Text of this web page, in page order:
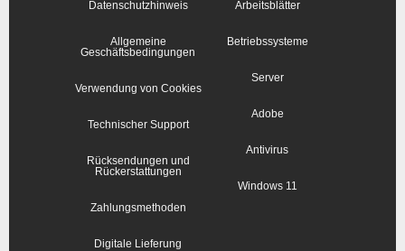
Datenschutzhinweis
Allgemeine
Geschäftsbedingungen
Verwendung von Cookies
Technischer Support
Rücksendungen und
Rückerstattungen
Zahlungsmethoden
Digitale Lieferung
Arbeitsblätter
Betriebssysteme
Server
Adobe
Antivirus
Windows 11